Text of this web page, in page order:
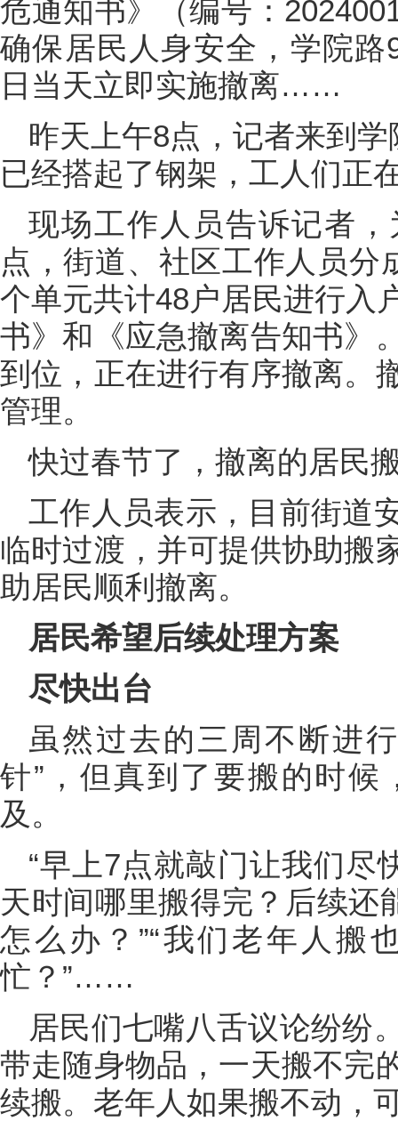
危通知书》（编号：
确保居民人身安全，学院
日当天立即实施撤离……
昨天上午8点，记者来到
已经搭起了钢架，工人们正
现场工作人员告诉记者
点，街道、社区工作人员分
个单元共计48户居民进行入
书》和《应急撤离告知书》
到位，正在进行有序撤离。
管理。
快过春节了，撤离的居民
工作人员表示，目前街道
临时过渡，并可提供协助搬
助居民顺利撤离。
居民希望后续处理方案
尽快出台
虽然过去的三周不断进
针”，但真到了要搬的时
及。
“早上7点就敲门让我们尽
天时间哪里搬得完？后续还
怎么办？”“我们老年人搬
忙？”……
居民们七嘴八舌议论纷纷
带走随身物品，一天搬不完
续搬。老年人如果搬不动，